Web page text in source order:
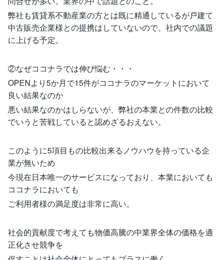
弊社も賃貸系不動産業の方とは既に精通しているが戸建て
中古販売企業様との提携はしていないので、社内での議題
に上げる予定。
②なぜココナラでは伸び悩む・・・
OPENより5か月で15件がココナラのマーケットにおいて
良い結果なのか
悪い結果なのかはしらないが、弊社の本業との件数の比較
でいうと苦戦していると認めざるおえない。
このように5項目もの比較出来るノウハウを持っている企
業が無いため
今現在日本唯一のサービスになっており、本業においても
ココナラにおいても
ご利用者様の満足度は非常に高い。
社会的貢献度で考えても物価高騰の中業界全体の価格を適
正化させ競争を